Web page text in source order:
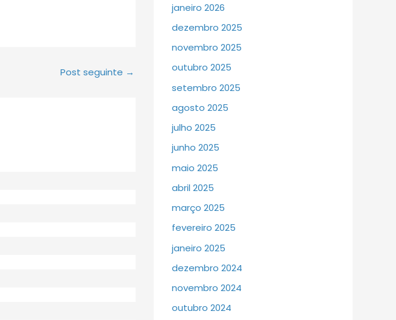
Post seguinte →
janeiro 2026
dezembro 2025
novembro 2025
outubro 2025
setembro 2025
agosto 2025
julho 2025
junho 2025
maio 2025
abril 2025
março 2025
fevereiro 2025
janeiro 2025
dezembro 2024
novembro 2024
outubro 2024